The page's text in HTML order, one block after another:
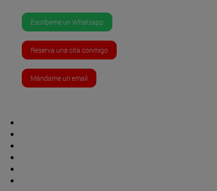
Escríbeme un Whatsapp
Reserva una cita conmigo
Mándame un email